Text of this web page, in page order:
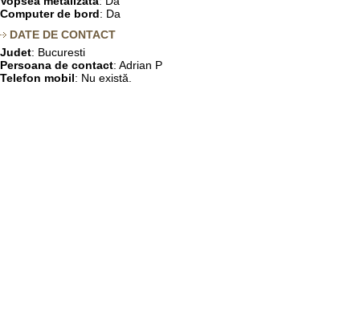
Computer de bord: Da
DATE DE CONTACT
Judet: Bucuresti
Persoana de contact: Adrian P
Telefon mobil: Nu există.